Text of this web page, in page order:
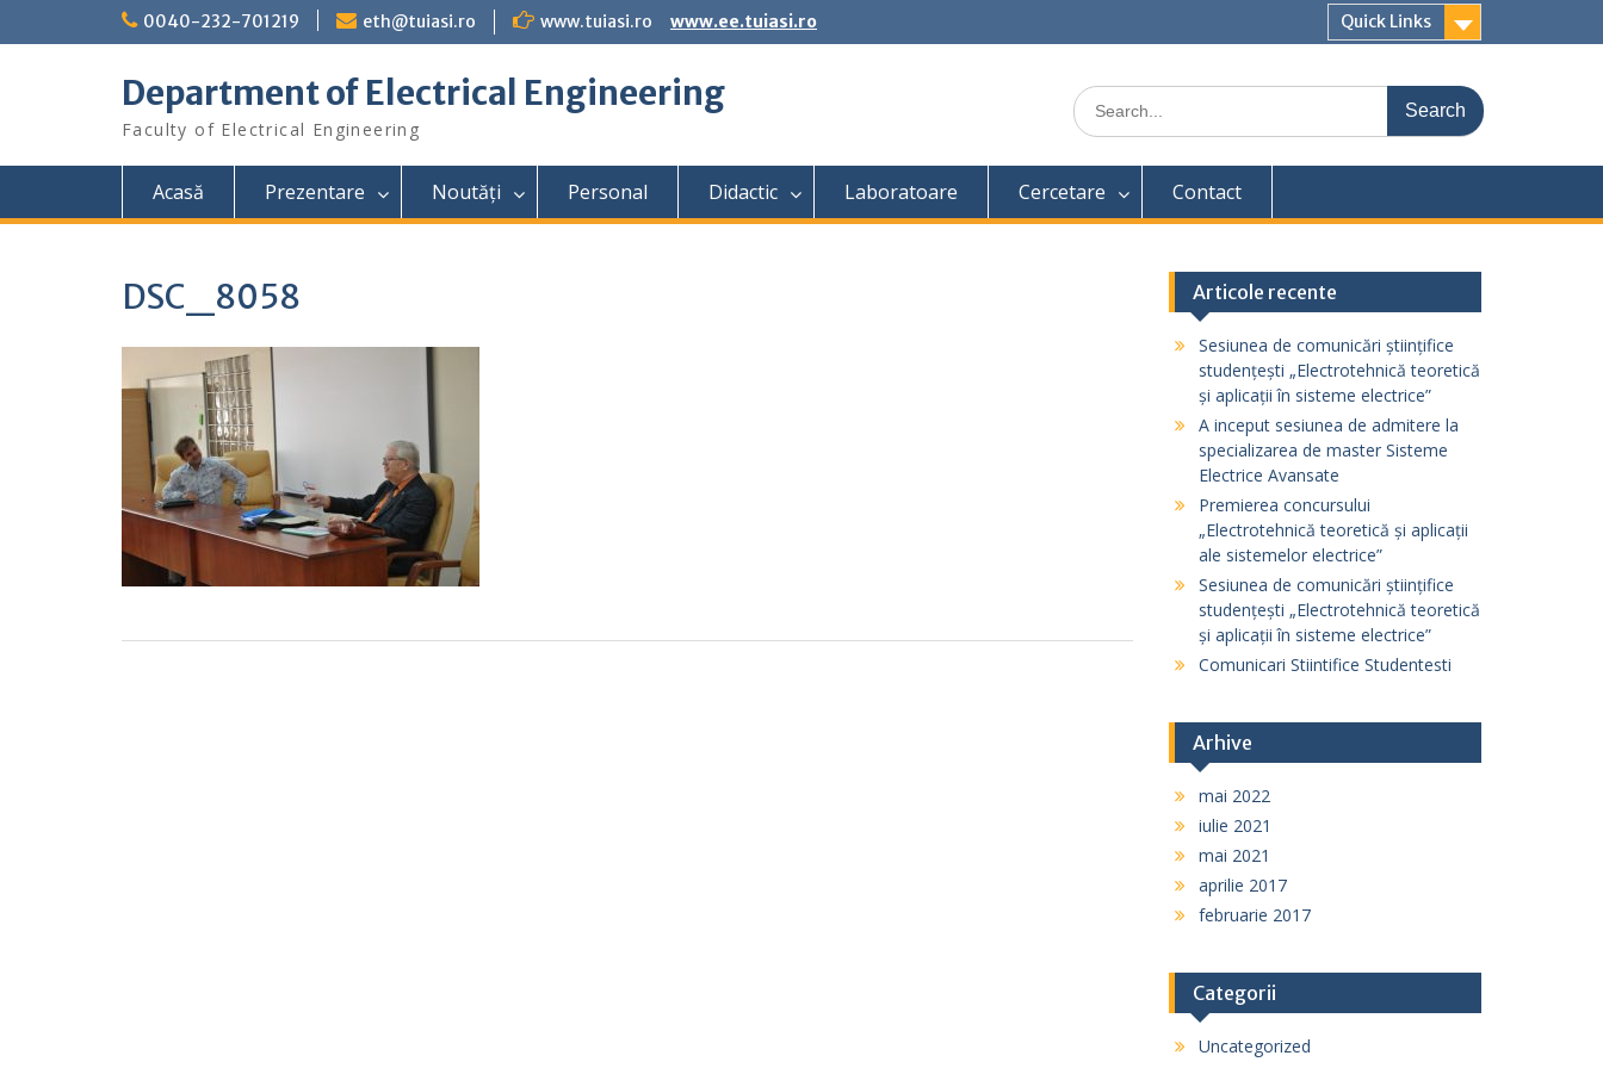
0040-232-701219 eth@tuiasi.ro www.tuiasi.ro www.ee.tuiasi.ro Quick Links
Department of Electrical Engineering
Faculty of Electrical Engineering
Search
for:
Acasă Prezentare Noutăți Personal Didactic Laboratoare Cercetare Contact
DSC_8058 Articole recente
Sesiunea de comunicări științifice
studențești „Electrotehnică teoretică
și aplicații în sisteme electrice”
A inceput sesiunea de admitere la
specializarea de master Sisteme
Electrice Avansate
Premierea concursului
„Electrotehnică teoretică și aplicații
ale sistemelor electrice”
Sesiunea de comunicări științifice
studențești „Electrotehnică teoretică
și aplicații în sisteme electrice”
Comunicari Stiintifice Studentesti
Arhive
mai 2022
iulie 2021
mai 2021
aprilie 2017
februarie 2017
Categorii
Uncategorized